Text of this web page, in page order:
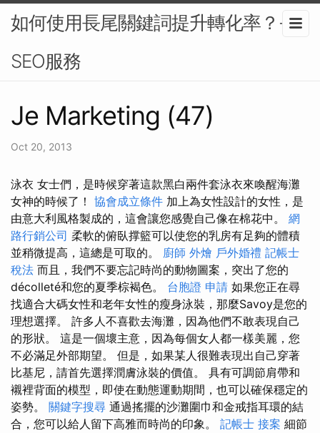
如何使用長尾關鍵詞提升轉化率？-
SEO服務
Je Marketing (47)
Oct 20, 2013
泳衣 女士們，是時候穿著這款黑白兩件套泳衣來喚醒海灘
女神的時候了！ 協會成立條件 加上為女性設計的女性，是
由意大利風格製成的，這會讓您感覺自己像在棉花中。 網
路行銷公司 柔軟的俯臥撑籃可以使您的乳房有足夠的體積
並稍微提高，這總是可取的。 廚師 外燴 戶外婚禮 記帳士
稅法 而且，我們不要忘記時尚的動物圖案，突出了您的
décolleté和您的夏季棕褐色。 台胞證 申請 如果您正在尋
找適合大碼女性和老年女性的瘦身泳裝，那麼Savoy是您的
理想選擇。 許多人不喜歡去海灘，因為他們不敢表現自己
的形狀。 這是一個壞主意，因為每個女人都一樣美麗，您
不必滿足外部期望。 但是，如果某人很難表現出自己穿著
比基尼，請首先選擇潤膚泳裝的價值。 具有可調節肩帶和
襯裡背面的模型，即使在動態運動期間，也可以確保穩定的
姿勢。 關鍵字搜尋 通過搖擺的沙灘圍巾和金戒指耳環的結
合，您可以給人留下高雅而時尚的印象。 記帳士 接案 細節